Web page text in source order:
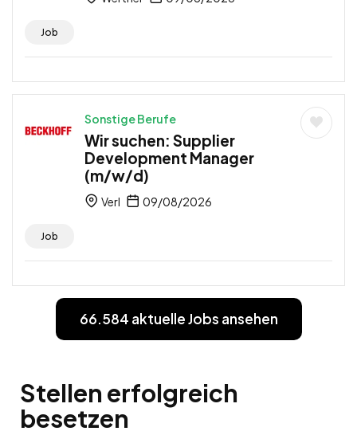
Job
Sonstige Berufe
Wir suchen: Supplier
Development Manager
(m/w/d)
Verl 09/08/2026
Job
66.584 aktuelle Jobs ansehen
Stellen erfolgreich
besetzen